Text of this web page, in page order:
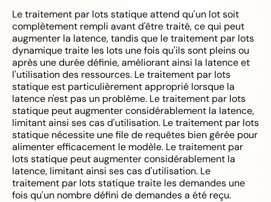
Le traitement par lots statique attend qu'un lot soit
complètement rempli avant d'être traité, ce qui peut
augmenter la latence, tandis que le traitement par lots
dynamique traite les lots une fois qu'ils sont pleins ou
après une durée définie, améliorant ainsi la latence et
l'utilisation des ressources. Le traitement par lots
statique est particulièrement approprié lorsque la
latence n'est pas un problème. Le traitement par lots
statique peut augmenter considérablement la latence,
limitant ainsi ses cas d'utilisation. Le traitement par lots
statique nécessite une file de requêtes bien gérée pour
alimenter efficacement le modèle. Le traitement par
lots statique peut augmenter considérablement la
latence, limitant ainsi ses cas d'utilisation. Le
traitement par lots statique traite les demandes une
fois qu'un nombre défini de demandes a été reçu.